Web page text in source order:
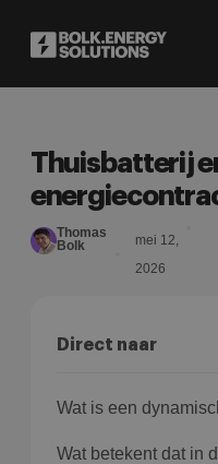
Thuisbatterij
Thomas
Bolk
mei 12,
2026
Direct naar
Wat is een
Wat betekent dat in